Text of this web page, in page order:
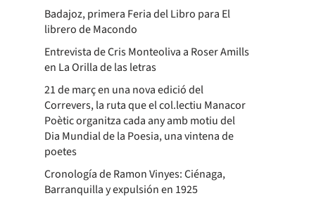
Badajoz, primera Feria del Libro para El
librero de Macondo
Entrevista de Cris Monteoliva a Roser Amills
en La Orilla de las letras
21 de març en una nova edició del
Correvers, la ruta que el col.lectiu Manacor
Poètic organitza cada any amb motiu del
Dia Mundial de la Poesia, una vintena de
poetes
Cronología de Ramon Vinyes: Ciénaga,
Barranquilla y expulsión en 1925